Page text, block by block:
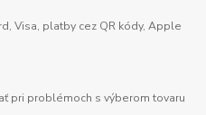
Visa, platby cez QR kódy, Apple
pri problémoch s výberom tovaru